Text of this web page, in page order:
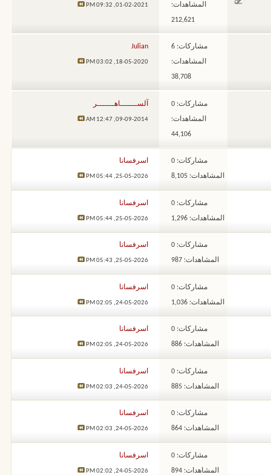
المشاهدات:
212,621
01-02-2021,
09:32 PM
مشاركات: 6
المشاهدات:
38,708
Julian
18-05-2020,
03:02 PM
مشاركات: 0
المشاهدات:
44,106
آلســـــــاهـــــــر
09-09-2014,
12:47 AM
مشاركات: 0
المشاهدات: 8,105
اسرفسانا
25-05-2026,
05:44 PM
مشاركات: 0
المشاهدات: 1,296
اسرفسانا
25-05-2026,
05:44 PM
مشاركات: 0
المشاهدات: 987
اسرفسانا
25-05-2026,
05:43 PM
مشاركات: 0
المشاهدات: 1,036
اسرفسانا
24-05-2026,
02:05 PM
مشاركات: 0
المشاهدات: 886
اسرفسانا
24-05-2026,
02:05 PM
مشاركات: 0
المشاهدات: 885
اسرفسانا
24-05-2026,
02:03 PM
مشاركات: 0
المشاهدات: 864
اسرفسانا
24-05-2026,
02:03 PM
مشاركات: 0
المشاهدات: 894
اسرفسانا
24-05-2026,
02:02 PM